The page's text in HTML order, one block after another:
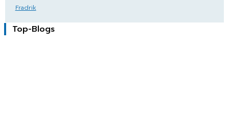
Fradrik
Top-Blogs